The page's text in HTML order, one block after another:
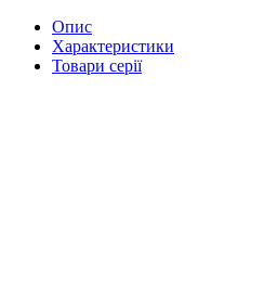
Опис
Характеристики
Товари серії